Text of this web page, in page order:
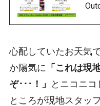
心配していたお天気
か陽気に 「これは現
ぞ･･･！」
とニコニコ
ところが現地スタッ